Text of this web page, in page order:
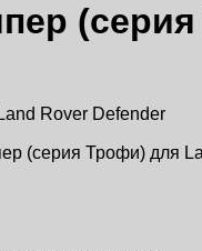
Rover Defender
(серия Трофи) для